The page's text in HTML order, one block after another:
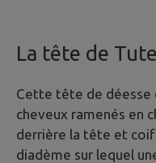
La tête de
Cette tête de déesse
cheveux ramenés en
derrière la tête et
diadème sur lequel